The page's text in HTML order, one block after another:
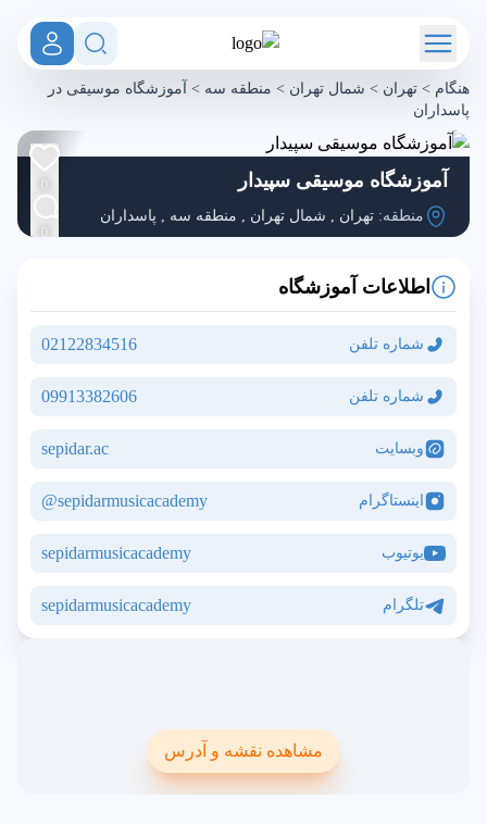
هنگام > تهران > شمال تهران > منطقه سه > آموزشگاه موسیقی در
پاسداران
آموزشگاه موسیقی سپیدار
منطقه: تهران , شمال تهران , منطقه سه , پاسداران
0
0
اطلاعات آموزشگاه
شماره تلفن 02122834516
شماره تلفن 09913382606
وبسایت sepidar.ac
اینستاگرام sepidarmusicacademy@
یوتیوب sepidarmusicacademy
تلگرام sepidarmusicacademy
مشاهده نقشه و آدرس